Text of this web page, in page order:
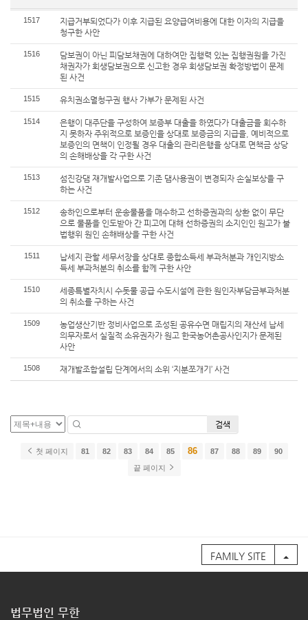
1517
지급거부되었다가 이후 지급된 요양급여비용에 대한 이자의 지급을
청구한 사안
1516
담보권이 아닌 피담보채권에 대하여만 집행력 있는 집행권원을 가진
채권자가 회생담보권으로 신고한 경우 회생담보권 확정방법이 문제
된 사건
1515 유치권소멸청구권 행사 가부가 문제된 사건
1514
은행이 대주단을 구성하여 보증부 대출을 하였다가 대출금을 회수하
지 못하자 주위적으로 보증인을 상대로 보증금의 지급을, 예비적으로
보증인의 면책이 인정될 경우 대출의 관리은행을 상대로 면책금 상당
의 손해배상을 각 구한 사건
1513
섬진강댐 재개발사업으로 기존 댐사용권이 변경되자 손실보상을 구
하는 사건
1512
송하인으로부터 운송물품을 매수하고 선하증권과의 상환 없이 무단
으로 물품을 인도받아 간 피고에 대해 선하증권의 소지인인 원고가 불
법행위 원인 손해배상을 구한 사건
1511
납세지 관할 세무서장을 상대로 종합소득세 부과처분과 개인지방소
득세 부과처분의 취소를 함께 구한 사안
1510
세종특별자치시 수돗물 공급 수도시설에 관한 원인자부담금부과처분
의 취소를 구하는 사건
1509
농업생산기반 정비사업으로 조성된 공유수면 매립지의 재산세 납세
의무자로서 실질적 소유권자가 원고 한국농어촌공사인지가 문제된
사안
1508 재개발조합설립 단계에서의 소위 ‘지분쪼개기’ 사건
검색
첫 페이지 81 82 83 84 85 86 87 88 89
90
끝 페이지
FAMILY SITE
법무법인 무한